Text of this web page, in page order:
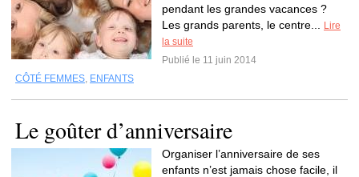
pendant les grandes vacances ?
Les grands parents, le centre...
Lire
la suite
Publié le 11 juin 2014
CÔTÉ FEMMES, ENFANTS
Le goûter d’anniversaire
Organiser l’anniversaire de ses
enfants n’est jamais chose facile, il